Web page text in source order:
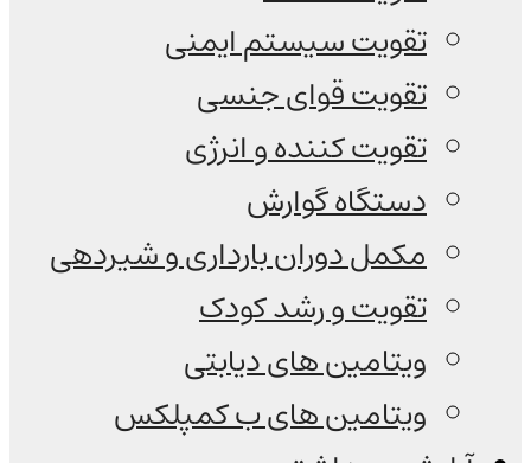
تقویت سیستم ایمنی
تقویت قوای جنسی
تقویت کننده و انرژی
دستگاه گوارش
مکمل دوران بارداری و شیردهی
تقویت و رشد کودک
ویتامین های دیابتی
ویتامین های ب کمپلکس